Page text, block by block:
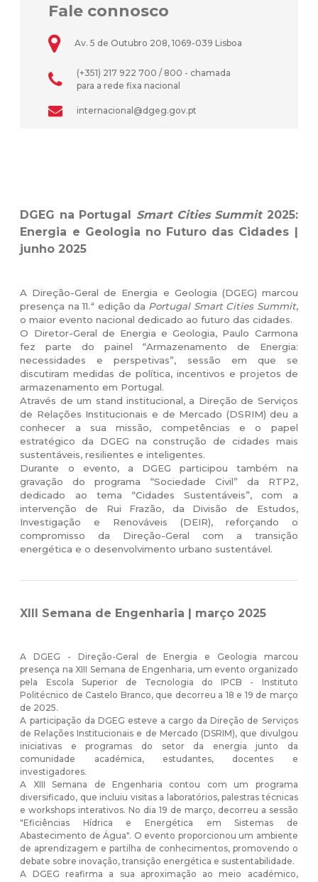
Fale connosco
Av. 5 de Outubro 208, 1069-039 Lisboa
(+351) 217 922 700 / 800 - chamada
para a rede fixa nacional
internacional@dgeg.gov.pt
DGEG na Portugal Smart Cities Summit2025:
Energia e Geologia no Futuro das Cidades |
junho 2025
A Direção-Geral de Energia e Geologia (DGEG) marcou
presença na 11.ª edição da Portugal Smart Cities Summit,
o maior evento nacional dedicado ao futuro das cidades.
O Diretor-Geral de Energia e Geologia, Paulo Carmona
fez parte do painel “Armazenamento de Energia:
necessidades e perspetivas”, sessão em que se
discutiram medidas de política, incentivos e projetos de
armazenamento em Portugal.
Através de um stand institucional, a Direção de Serviços
de Relações Institucionais e de Mercado (DSRIM) deu a
conhecer a sua missão, competências e o papel
estratégico da DGEG na construção de cidades mais
sustentáveis, resilientes e inteligentes.
Durante o evento, a DGEG participou também na
gravação do programa “Sociedade Civil” da RTP2,
dedicado ao tema “Cidades Sustentáveis”, com a
intervenção de Rui Frazão, da Divisão de Estudos,
Investigação e Renováveis (DEIR), reforçando o
compromisso da Direção-Geral com a transição
energética e o desenvolvimento urbano sustentável.
XIII Semana de Engenharia | março 2025
A DGEG - Direção-Geral de Energia e Geologia marcou
presença na XIII Semana de Engenharia, um evento organizado
pela Escola Superior de Tecnologia do IPCB - Instituto
Politécnico de Castelo Branco, que decorreu a 18 e 19 de março
de 2025.
A participação da DGEG esteve a cargo da Direção de Serviços
de Relações Institucionais e de Mercado (DSRIM), que divulgou
iniciativas e programas do setor da energia junto da
comunidade académica, estudantes, docentes e
investigadores.
A XIII Semana de Engenharia contou com um programa
diversificado, que incluiu visitas a laboratórios, palestras técnicas
e workshops interativos. No dia 19 de março, decorreu a sessão
"Eficiências Hídrica e Energética em Sistemas de
Abastecimento de Água". O evento proporcionou um ambiente
de aprendizagem e partilha de conhecimentos, promovendo o
debate sobre inovação, transição energética e sustentabilidade.
A DGEG reafirma a sua aproximação ao meio académico,